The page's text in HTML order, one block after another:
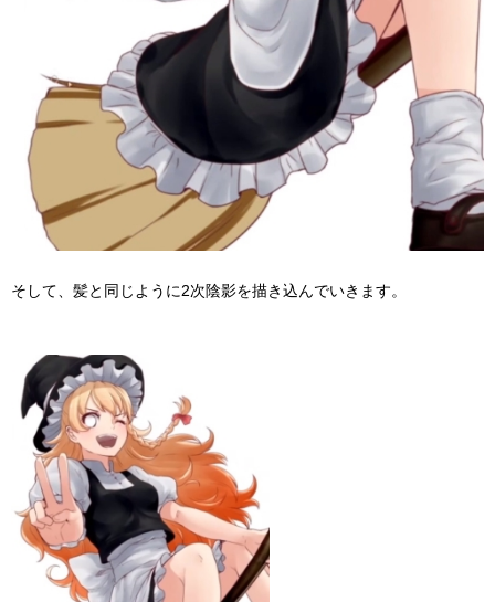
そして、髪と同じように2次陰影を描き込んでいきます。